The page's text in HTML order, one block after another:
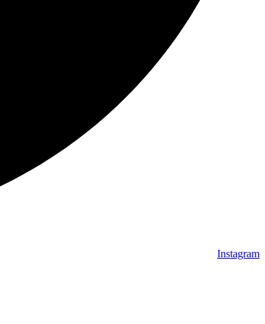
Instagram